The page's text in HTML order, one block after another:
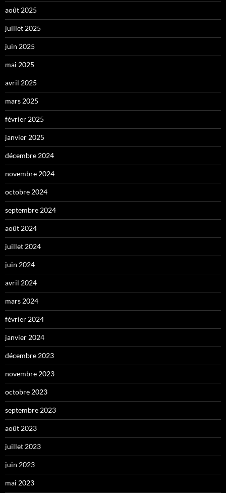
août 2025
juillet 2025
juin 2025
mai 2025
avril 2025
mars 2025
février 2025
janvier 2025
décembre 2024
novembre 2024
octobre 2024
septembre 2024
août 2024
juillet 2024
juin 2024
avril 2024
mars 2024
février 2024
janvier 2024
décembre 2023
novembre 2023
octobre 2023
septembre 2023
août 2023
juillet 2023
juin 2023
mai 2023